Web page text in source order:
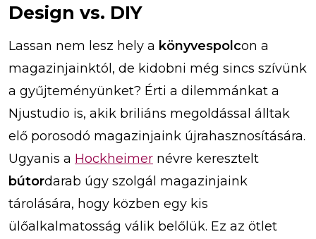
Design vs. DIY
Lassan nem lesz hely a könyvespolcon a
magazinjainktól, de kidobni még sincs szívünk
a gyűjteményünket? Érti a dilemmánkat a
Njustudio is, akik briliáns megoldással álltak
elő porosodó magazinjaink újrahasznosítására.
Ugyanis a Hockheimer névre keresztelt
bútordarab úgy szolgál magazinjaink
tárolására, hogy közben egy kis
ülőalkalmatosság válik belőlük. Ez az ötlet